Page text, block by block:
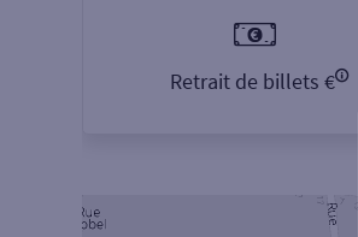
Retrait de billets €